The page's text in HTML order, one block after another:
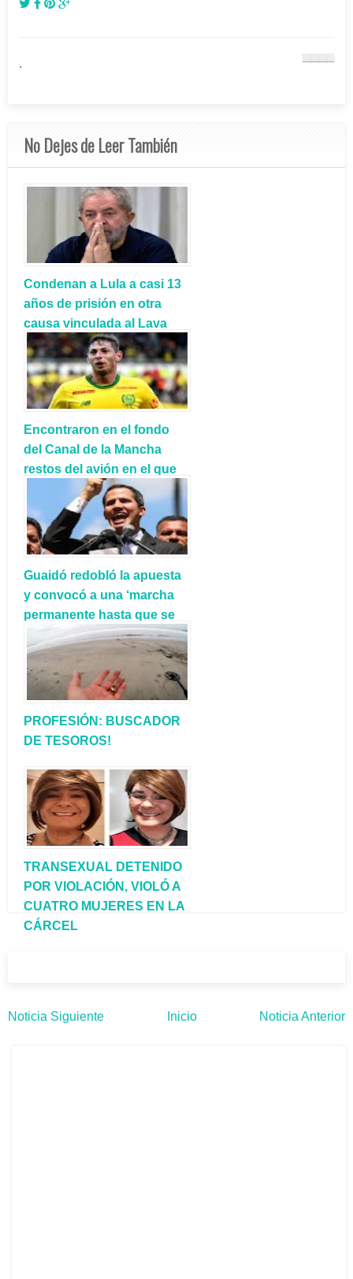
.
No Dejes de Leer También
Condenan a Lula a casi 13
años de prisión en otra
causa vinculada al Lava
Jato
Encontraron en el fondo
del Canal de la Mancha
restos del avión en el que
viajaba Emiliano Sala
Guaidó redobló la apuesta
y convocó a una ‘marcha
permanente hasta que se
vaya el usurpador Maduro’
PROFESIÓN: BUSCADOR
DE TESOROS!
TRANSEXUAL DETENIDO
POR VIOLACIÓN, VIOLÓ A
CUATRO MUJERES EN LA
CÁRCEL
Noticia Siguiente Inicio Noticia Anterior